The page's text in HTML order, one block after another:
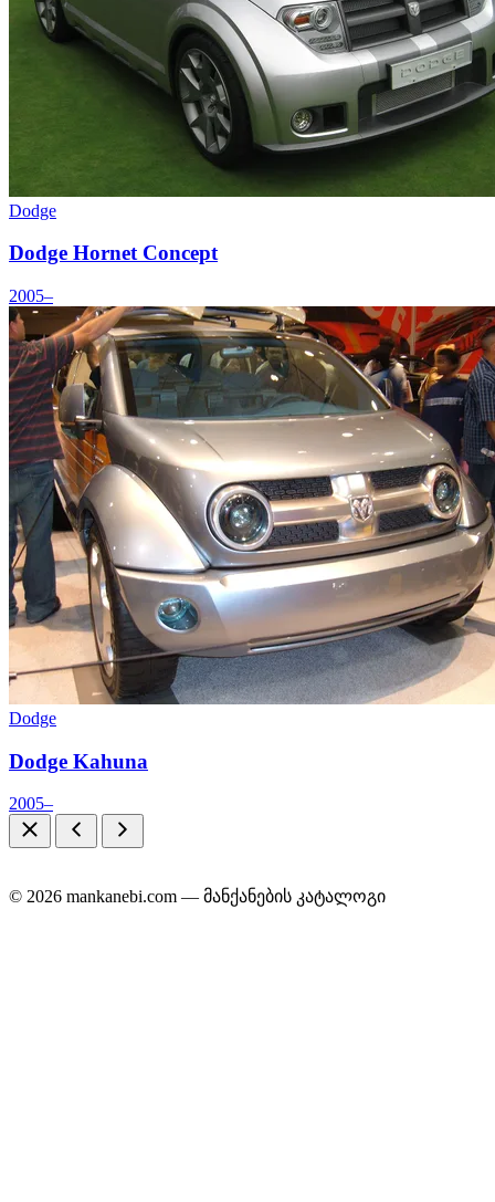
Dodge
Dodge Hornet Concept
2005–
Dodge
Dodge Kahuna
2005–
© 2026 mankanebi.com — მანქანების კატალოგი